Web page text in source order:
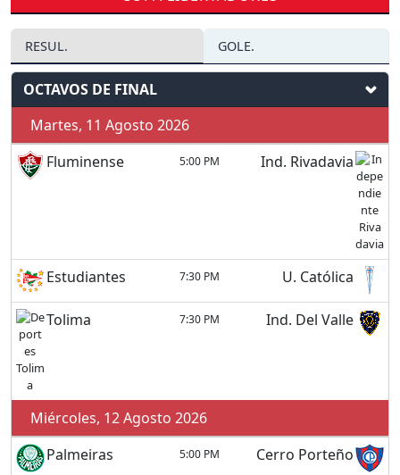
RESUL. GOLE.
OCTAVOS DE FINAL
Martes, 11 Agosto 2026
Fluminense
5:00 PM Ind. Rivadavia
Estudiantes 7:30 PM U. Católica
Tolima 7:30 PM Ind. Del Valle
Miércoles, 12 Agosto 2026
Palmeiras
5:00 PM Cerro Porteño